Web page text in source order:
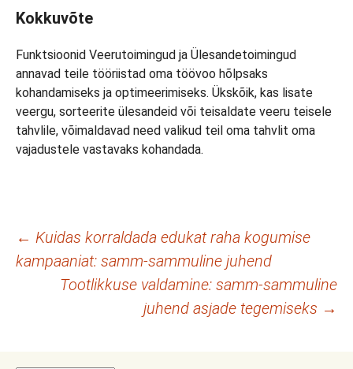
Kokkuvõte
Funktsioonid Veerutoimingud ja Ülesandetoimingud
annavad teile tööriistad oma töövoo hõlpsaks
kohandamiseks ja optimeerimiseks. Ükskõik, kas lisate
veergu, sorteerite ülesandeid või teisaldate veeru teisele
tahvlile, võimaldavad need valikud teil oma tahvlit oma
vajadustele vastavaks kohandada.
Postituste
töölaud
← Kuidas korraldada edukat raha kogumise
kampaaniat: samm-sammuline juhend
Tootlikkuse valdamine: samm-sammuline
juhend asjade tegemiseks →